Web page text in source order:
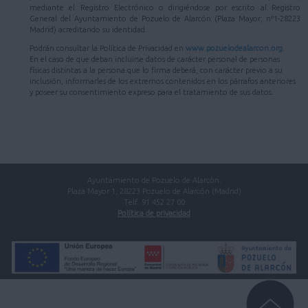
mediante el Registro Electrónico o dirigiéndose por escrito al Registro
General del Ayuntamiento de Pozuelo de Alarcón (Plaza Mayor, nº1-28223
Madrid) acreditando su identidad.
Podrán consultar la Política de Privacidad en www.pozuelodealarcon.org
En el caso de que deban incluirse datos de carácter personal de personas
físicas distintas a la persona que lo firma deberá, con carácter previo a su
inclusión, informarles de los extremos contenidos en los párrafos anteriores
y poseer su consentimiento expreso para el tratamiento de sus datos.
Ayuntamiento de Pozuelo de Alarcón.
Plaza Mayor 1, 28223 Pozuelo de Alarcón (Madrid)
Telf. 91 452 27 00
Política de privacidad